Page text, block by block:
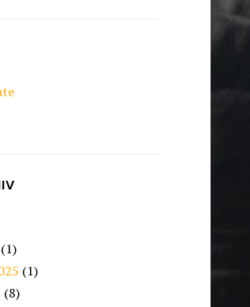
(1)
(1)
(8)